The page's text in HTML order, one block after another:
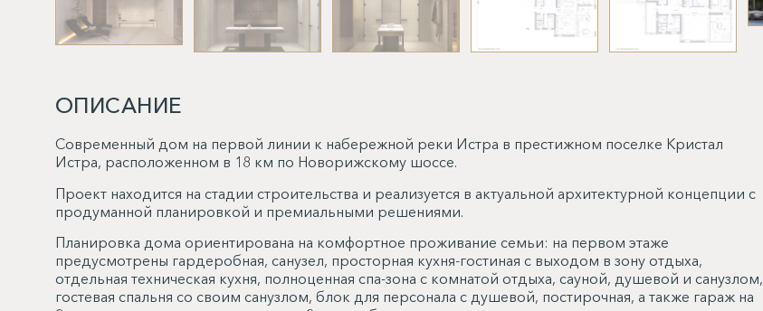
ОПИСАНИЕ
Современный дом на первой линии к набережной реки Истра в престижном поселке Кристал
Истра, расположенном в 18 км по Новорижскому шоссе.
Проект находится на стадии строительства и реализуется в актуальной архитектурной концепции с
продуманной планировкой и премиальными решениями.
Планировка дома ориентирована на комфортное проживание семьи: на первом этаже
предусмотрены гардеробная, санузел, просторная кухня-гостиная с выходом в зону отдыха,
отдельная техническая кухня, полноценная спа-зона с комнатой отдыха, сауной, душевой и санузлом,
гостевая спальня со своим санузлом, блок для персонала с душевой, постирочная, а также гараж на